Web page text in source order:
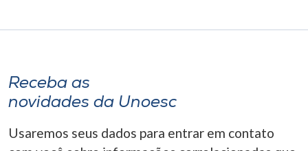
Receba as
novidades da Unoesc
Usaremos seus dados para entrar em contato